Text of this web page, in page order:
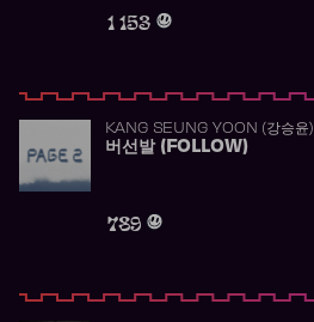
1 153
KANG SEUNG YOON (강승윤)
버선발 (FOLLOW)
789